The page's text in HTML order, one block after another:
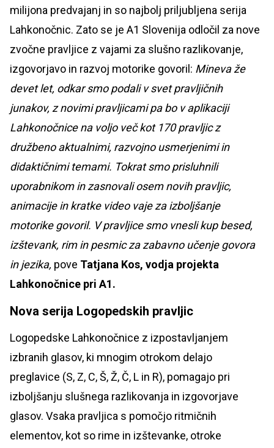
milijona predvajanj in so najbolj priljubljena serija
Lahkonočnic. Zato se je A1 Slovenija odločil za nove
zvočne pravljice z vajami za slušno razlikovanje,
izgovorjavo in razvoj motorike govoril: Mineva že
devet let, odkar smo podali v svet pravljičnih
junakov, z novimi pravljicami pa bo v aplikaciji
Lahkonočnice na voljo več kot 170 pravljic z
družbeno aktualnimi, razvojno usmerjenimi in
didaktičnimi temami. Tokrat smo prisluhnili
uporabnikom in zasnovali osem novih pravljic,
animacije in kratke video vaje za izboljšanje
motorike govoril. V pravljice smo vnesli kup besed,
izštevank, rim in pesmic za zabavno učenje govora
in jezika, pove Tatjana Kos, vodja projekta
Lahkonočnice pri A1.
Nova serija Logopedskih pravljic
Logopedske Lahkonočnice z izpostavljanjem
izbranih glasov, ki mnogim otrokom delajo
preglavice (S, Z, C, Š, Ž, Č, L in R), pomagajo pri
izboljšanju slušnega razlikovanja in izgovorjave
glasov. Vsaka pravljica s pomočjo ritmičnih
elementov, kot so rime in izštevanke, otroke